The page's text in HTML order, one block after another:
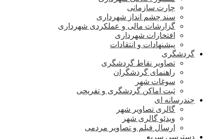
چارت سازمانی
سند چشم انداز شهرداری
گزارشات مالی و عملکردی شهرداری
افتخارات شهرداری
پیشنهادات و انتقادات
گردشگری
تصاویر نقاط گردشگری
راهنمای گردشگران
سوغات شهر
ثبت اماکن گردشگری و تفریحی
چندرسانه ای
گالری تصاویر شهر
ویدئو گالری شهر
ارسال فیلم و تصاویر مردمی
دسترسی سریع